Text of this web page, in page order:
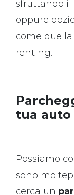
sfruttando il
oppure
come
renting.
tua auto
Possiamo
sono
cerca un